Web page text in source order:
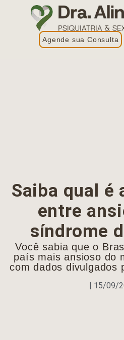
Agende sua Consulta
Saiba qual é
entre
síndrome
Você sabia que o
país mais ansioso do
com dados divulgados
| 15/09/